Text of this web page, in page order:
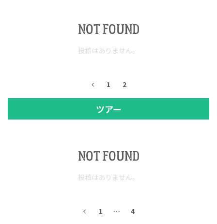
NOT FOUND
投稿はありません。
1 2
ツアー
NOT FOUND
投稿はありません。
1 … 4